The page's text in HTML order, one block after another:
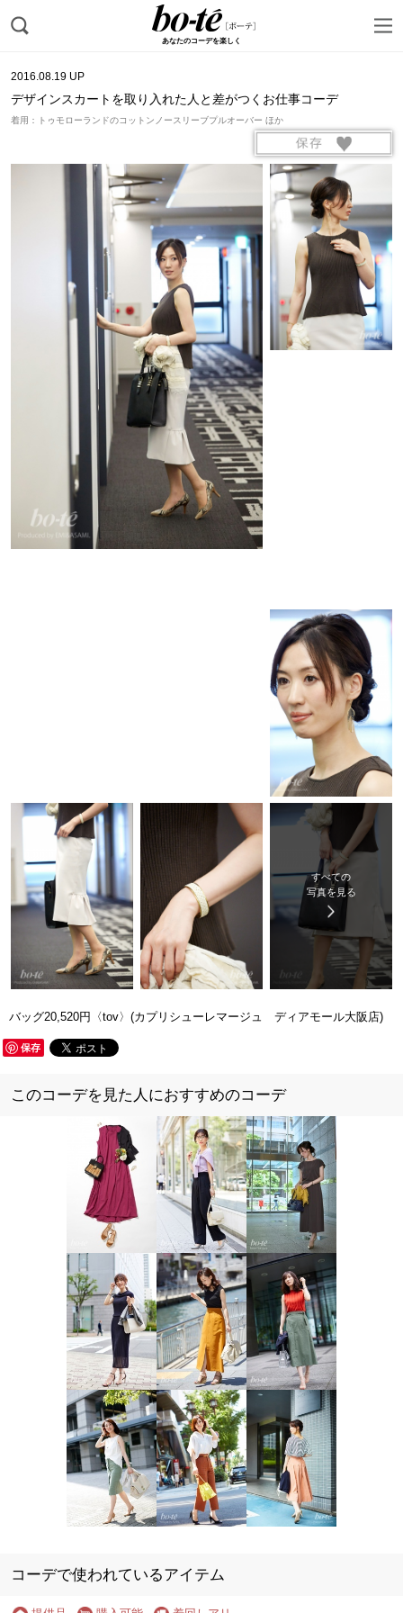
あなたのコーデを楽しく
2016.08.19 UP
デザインスカートを取り入れた人と差がつくお仕事コーデ
着用：トゥモローランドのコットンノースリーブプルオーバー ほか
すべての
写真を見る
バッグ20,520円〈tov〉(カプリシューレマージュ ディアモール大阪店)
保存
このコーデを見た人におすすめのコーデ
コーデで使われているアイテム